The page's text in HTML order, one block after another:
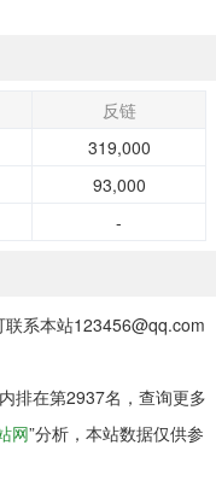
反链
319,000
93,000
-
系本站123456@qq.com
在第2937名，查询更多
网”分析，本站数据仅供参